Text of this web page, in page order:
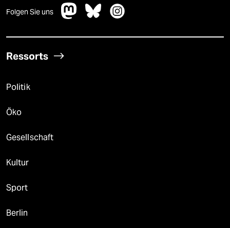
Folgen Sie uns
Ressorts
Politik
Öko
Gesellschaft
Kultur
Sport
Berlin